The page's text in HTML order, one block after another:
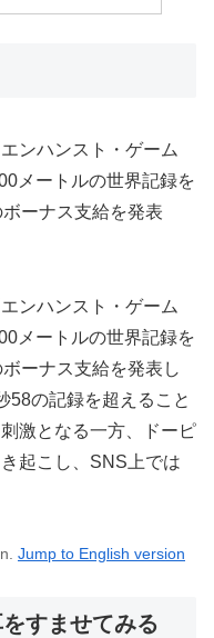
ンハンスト・ゲーム
メートルの世界記録を
ーナス支給を発表
ンハンスト・ゲーム
メートルの世界記録を
ーナス支給を発表し
58の記録を超えること
激となる一方、ドーピ
起こし、SNS上では
Jump to English version
すませてみる